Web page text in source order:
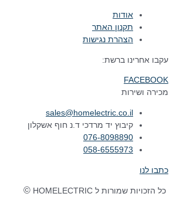
אודות
תקנון האתר
הצהרת נגישות
עקבו אחרינו ברשת:
FACEBOOK
מכירה ושירות
sales@homelectric.co.il
קיבוץ יד מרדכי ד.נ חוף אשקלון
076-8098890
058-6555973
כתבו לנו
כל הזכויות שמורות ל HOMELECTRIC ©